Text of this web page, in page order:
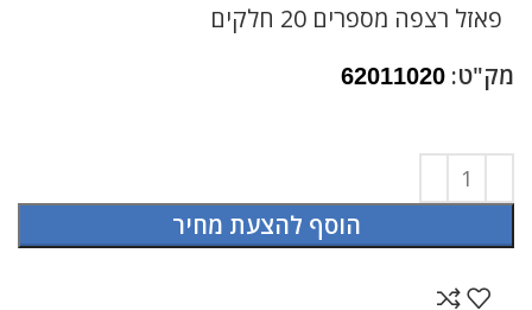
פאזל רצפה מספרים 20 חלקים
מק"ט: 62011020
הוסף להצעת מחיר